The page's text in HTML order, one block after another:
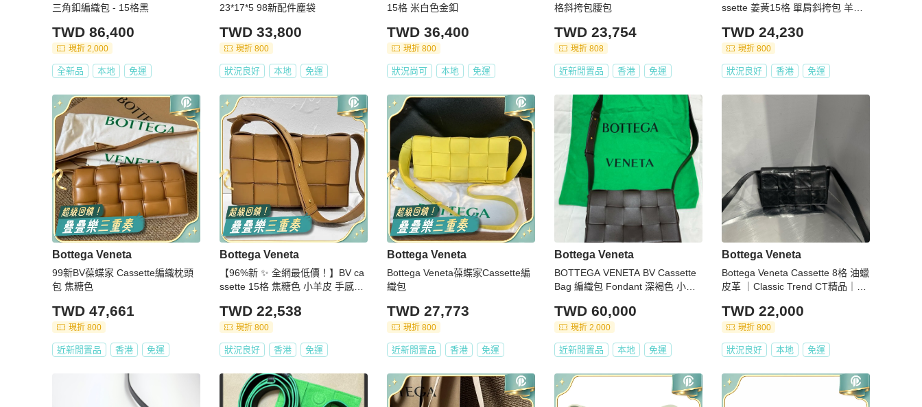
三角釦編織包 - 15格黑
TWD 86,400
現折 2,000
全新品 本地 免運
23*17*5 98新配件塵袋
TWD 33,800
現折 800
狀況良好 本地 免運
15格 米白色金釦
TWD 36,400
現折 800
狀況尚可 本地 免運
格斜挎包腰包
TWD 23,754
現折 808
近新閒置品 香港 免運
ssette 姜黃15格 單肩斜挎包 羊皮
TWD 24,230
現折 800
狀況良好 香港 免運
Bottega Veneta
99新BV葆蝶家 Cassette編織枕頭
包 焦糖色
TWD 47,661
現折 800
近新閒置品 香港 免運
Bottega Veneta
【96%新 ✨ 全網最低價！】BV ca
ssette 15格 焦糖色 小羊皮 手感非
TWD 22,538
現折 800
狀況良好 香港 免運
Bottega Veneta
Bottega Veneta葆蝶家Cassette編
織包
TWD 27,773
現折 800
近新閒置品 香港 免運
Bottega Veneta
BOTTEGA VENETA BV Cassette
Bag 編織包 Fondant 深褐色 小羊
TWD 60,000
現折 2,000
近新閒置品 本地 免運
Bottega Veneta
Bottega Veneta Cassette 8格 油蠟
皮革 ｜Classic Trend CT精品｜台
TWD 22,000
現折 800
狀況良好 本地 免運